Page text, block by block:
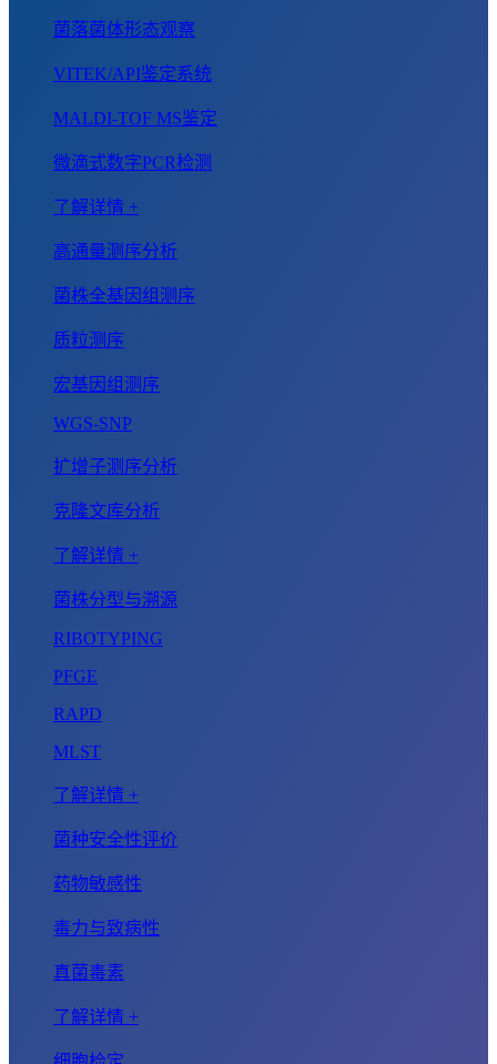
菌落菌体形态观察
VITEK/API鉴定系统
MALDI-TOF MS鉴定
微滴式数字PCR检测
了解详情 +
高通量测序分析
菌株全基因组测序
质粒测序
宏基因组测序
WGS-SNP
扩增子测序分析
克隆文库分析
了解详情 +
菌株分型与溯源
RIBOTYPING
PFGE
RAPD
MLST
了解详情 +
菌种安全性评价
药物敏感性
毒力与致病性
真菌毒素
了解详情 +